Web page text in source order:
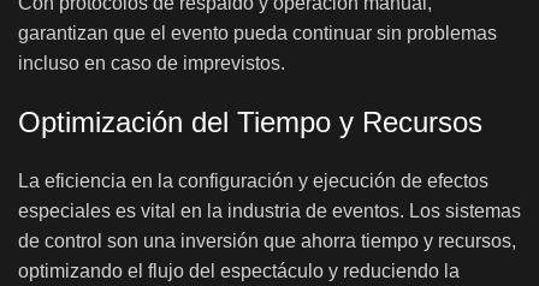
garantizan que el evento pueda continuar sin problemas
incluso en caso de imprevistos.
Optimización del Tiempo y Recursos
La eficiencia en la configuración y ejecución de efectos
especiales es vital en la industria de eventos. Los sistemas
de control son una inversión que ahorra tiempo y recursos,
optimizando el flujo del espectáculo y reduciendo la